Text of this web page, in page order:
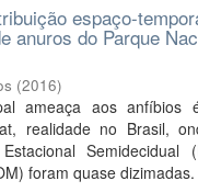
espaço-
anuros do Parque
(2016)
ameaça aos anfíbios
realidade no Brasil,
Semidecidual
foram quase dizimadas.